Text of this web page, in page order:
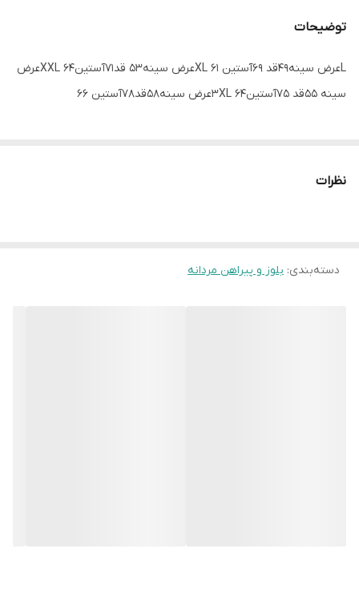
توضیحات
Lعرض سینه49قد 69آستین 61 XLعرض سینه53 قد71آستین64 XXLعرض
سینه 55قد 75آستین64 3XLعرض سینه58قد78آستین 66
نظرات
دسته‌بندی: بلوز و پیراهن مردانه